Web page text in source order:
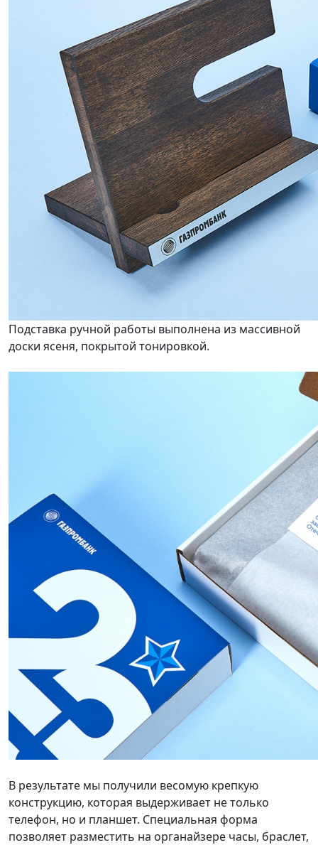
Подставка ручной работы выполнена из массивной
доски ясеня, покрытой тонировкой.
В результате мы получили весомую крепкую
конструкцию, которая выдерживает не только
телефон, но и планшет. Специальная форма
позволяет разместить на органайзере часы, браслет,